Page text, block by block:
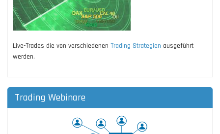
Live-Trades die von verschiedenen Trading Strategien ausgeführt
werden.
Trading Webinare